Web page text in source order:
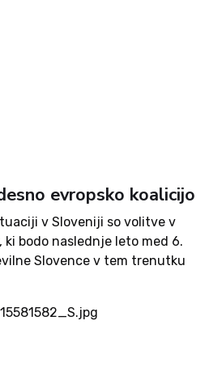
evropsko koalicijo
v Sloveniji so volitve v
ki bodo naslednje leto med 6.
Slovence v tem trenutku
bila predvidljiva, stranke...